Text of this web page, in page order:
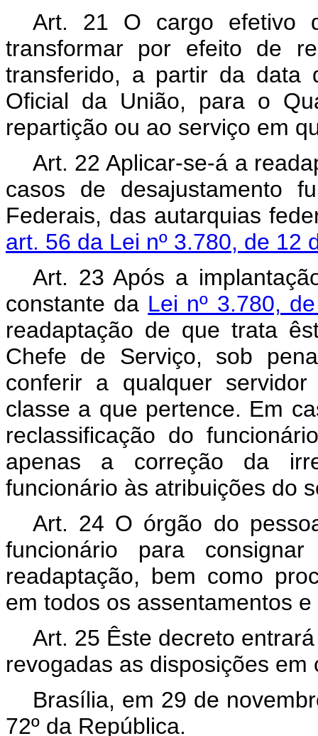
Art. 21 O cargo efetivo
transformar por efeito de
transferido, a partir da data
Oficial da União, para o
repartição ou ao serviço em
Art. 22 Aplicar-se-á a
casos de desajustamento
Federais, das autarquias
art. 56 da Lei nº 3.780, de 12
Art. 23 Após a
constante da Lei nº 3.780,
readaptação de que trata
Chefe de Serviço, sob
conferir a qualquer
classe a que pertence. Em
reclassificação do
apenas a correção da
funcionário às atribuições do
Art. 24 O órgão do
funcionário para
readaptação, bem como
em todos os assentamentos
Art. 25 Êste decreto
revogadas as disposições em
Brasília, em 29 de
72º da República.